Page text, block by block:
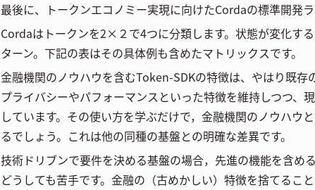
最後に、トークンエコノミー実現に向けたCordaの標準開発
Cordaはトークンを2×２で4つに分類します。状態が変化す
ターン。下記の表はその具体例も含めたマトリックスです。
金融機関のノウハウを含むToken-SDKの特徴は、やはり既
プライバシーやパフォーマンスといった特徴を維持しつつ、
しています。その使い方を学ぶだけで，金融機関のノウハウ
るでしょう。これは他の同種の基盤との明確な差異です。
技術ドリブンで要件を決める基盤の場合，先進の機能を含め
どうしても苦手です。金融の（古めかしい）特徴を捨てるこ